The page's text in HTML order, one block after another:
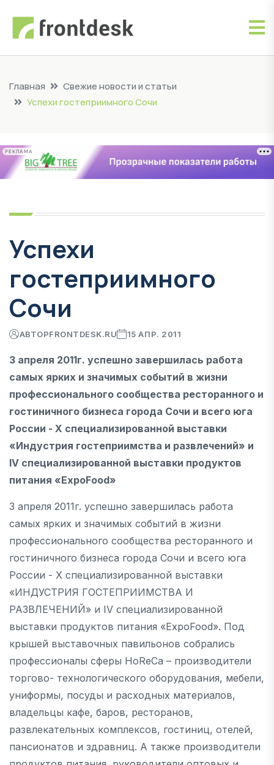
Главная
Свежие новости и статьи
Успехи гостеприимного Сочи
РЕКЛАМА
Успехи
гостеприимного
Сочи
АВТОРFRONTDESK.RU 15 АПР. 2011
3 апреля 2011г. успешно завершилась работа
самых ярких и значимых событий в жизни
профессионального сообщества ресторанного и
гостиничного бизнеса города Сочи и всего юга
России - X специализированной выставки
«Индустрия гостеприимства и развлечений» и
IV специализированной выставки продуктов
питания «ExpoFood»
3 апреля 2011г. успешно завершилась работа
самых ярких и значимых событий в жизни
профессионального сообщества ресторанного и
гостиничного бизнеса города Сочи и всего юга
России - X специализированной выставки
«ИНДУСТРИЯ ГОСТЕПРИИМСТВА И
РАЗВЛЕЧЕНИЙ» и IV специализированной
выставки продуктов питания «ExpoFood». Под
крышей выставочных павильонов собрались
профессионалы сферы HoReCa – производители
торгово- технологического оборудования, мебели,
униформы, посуды и расходных материалов,
владельцы кафе, баров, ресторанов,
развлекательных комплексов, гостиниц, отелей,
пансионатов и здравниц. А также производители